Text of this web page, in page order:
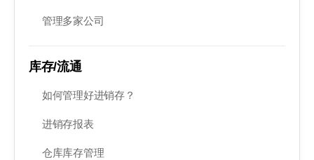
管理多家公司
库存/流通
如何管理好进销存？
进销存报表
仓库库存管理